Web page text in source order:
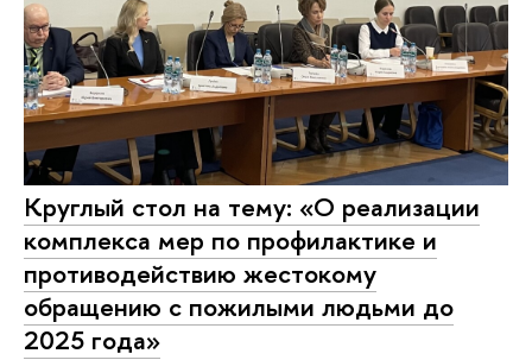
Круглый стол на тему: «О реализации
комплекса мер по профилактике и
противодействию жестокому
обращению с пожилыми людьми до
2025 года»